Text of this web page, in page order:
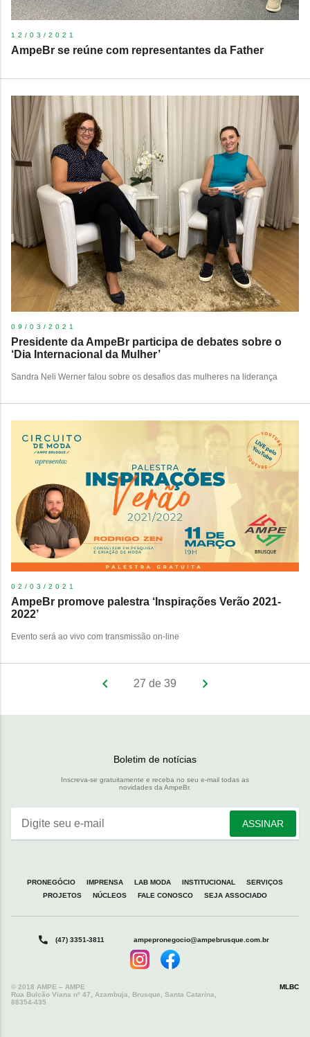
12/03/2021
AmpeBr se reúne com representantes da Father
09/03/2021
Presidente da AmpeBr participa de debates sobre o
‘Dia Internacional da Mulher’
Sandra Neli Werner falou sobre os desafios das mulheres na liderança
02/03/2021
AmpeBr promove palestra ‘Inspirações Verão 2021-
2022’
Evento será ao vivo com transmissão on-line
27 de 39
Boletim de notícias
Inscreva-se gratuitamente e receba no seu e-mail todas as
novidades da AmpeBr.
Digite seu e-mail ASSINAR
PRONEGÓCIO IMPRENSA LAB MODA INSTITUCIONAL
SERVIÇOS
PROJETOS
NÚCLEOS FALE CONOSCO SEJA ASSOCIADO
(47) 3351-3811 ampepronegocio@ampebrusque.com.br
© 2018 AMPE – AMPE
Rua Bulcão Viana nº 47, Azambuja, Brusque, Santa Catarina,
88354-435
MLBC